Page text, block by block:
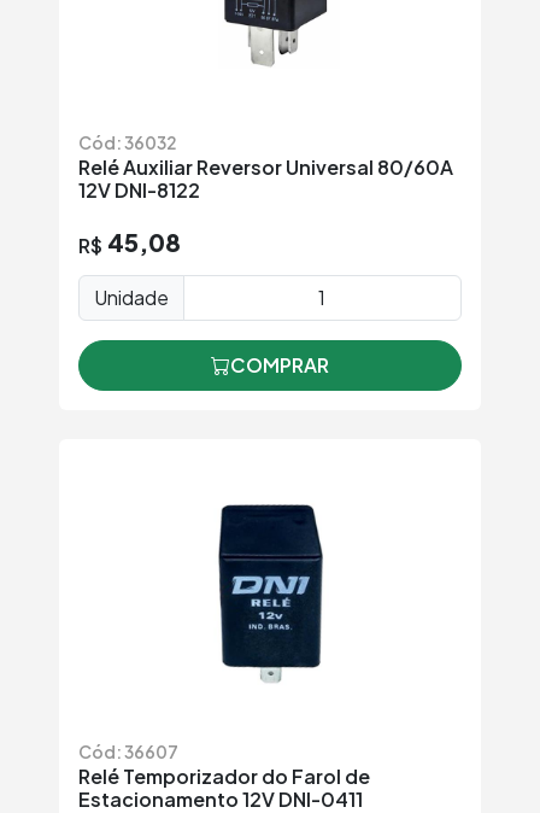
Cód: 36032
Relé Auxiliar Reversor Universal 80/60A
12V DNI-8122
R$ 45,08
Unidade
COMPRAR
Cód: 36607
Relé Temporizador do Farol de
Estacionamento 12V DNI-0411